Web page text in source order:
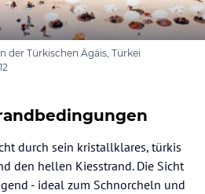
der Türkischen Ägäis, Türkei
durch sein kristallklares, türkis
den hellen Kiesstrand. Die Sicht
- ideal zum Schnorcheln und